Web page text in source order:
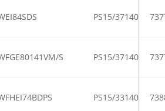
PS15/37140
S PS15/37140
PS15/33140